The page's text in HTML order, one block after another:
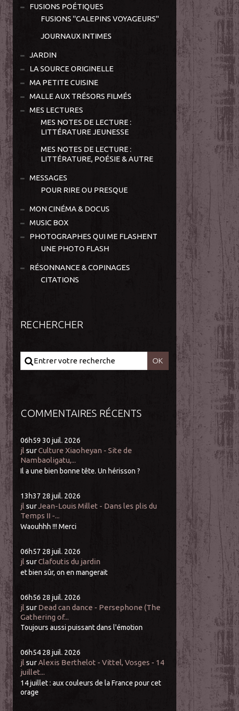
FUSIONS POÉTIQUES
FUSIONS "CALEPINS VOYAGEURS"
JOURNAUX INTIMES
JARDIN
LA SOURCE ORIGINELLE
MA PETITE CUISINE
MALLE AUX TRÉSORS FILMÉS
MES LECTURES
MES NOTES DE LECTURE :
LITTÉRATURE JEUNESSE
MES NOTES DE LECTURE :
LITTÉRATURE, POÉSIE & AUTRE
MESSAGES
POUR RIRE OU PRESQUE
MON CINÉMA & DOCUS
MUSIC BOX
PHOTOGRAPHES QUI ME FLASHENT
UNE PHOTO FLASH
RÉSONNANCE & COPINAGES
CITATIONS
RECHERCHER
COMMENTAIRES RÉCENTS
06h59 30 juil. 2026
jl surCulture Xiaoheyan - Site de
Nambaoligatu,...
Il a une bien bonne tête. Un hérisson ?
13h37 28 juil. 2026
jl surJean-Louis Millet - Dans les plis du
Temps II -...
Waouhhh !!! Merci
06h57 28 juil. 2026
jl surClafoutis du jardin
et bien sûr, on en mangerait
06h56 28 juil. 2026
jl surDead can dance - Persephone (The
Gathering of...
Toujours aussi puissant dans l'émotion
06h54 28 juil. 2026
jl surAlexis Berthelot - Vittel, Vosges - 14
juillet...
14 juillet : aux couleurs de la France pour cet
orage